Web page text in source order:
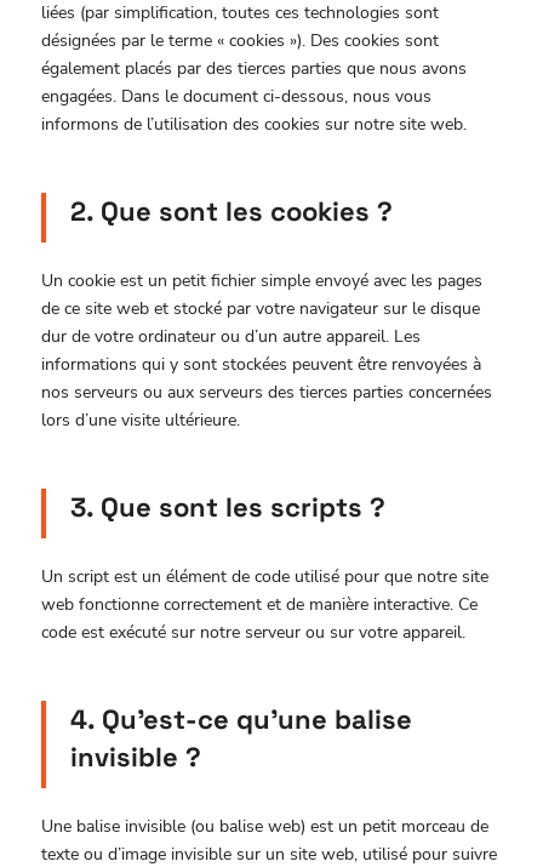
liées (par simplification, toutes ces technologies sont
désignées par le terme « cookies »). Des cookies sont
également placés par des tierces parties que nous avons
engagées. Dans le document ci-dessous, nous vous
informons de l’utilisation des cookies sur notre site web.
2. Que sont les cookies ?
Un cookie est un petit fichier simple envoyé avec les pages
de ce site web et stocké par votre navigateur sur le disque
dur de votre ordinateur ou d’un autre appareil. Les
informations qui y sont stockées peuvent être renvoyées à
nos serveurs ou aux serveurs des tierces parties concernées
lors d’une visite ultérieure.
3. Que sont les scripts ?
Un script est un élément de code utilisé pour que notre site
web fonctionne correctement et de manière interactive. Ce
code est exécuté sur notre serveur ou sur votre appareil.
4. Qu’est-ce qu’une balise
invisible ?
Une balise invisible (ou balise web) est un petit morceau de
texte ou d’image invisible sur un site web, utilisé pour suivre